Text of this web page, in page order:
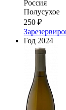
Россия
Полусухое
250 ₽
Год 2024